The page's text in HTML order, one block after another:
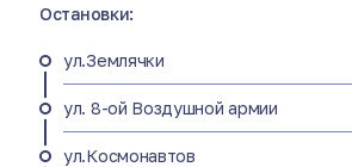
Остановки:
ул.Землячки
ул. 8-ой Воздушной армии
ул.Космонавтов